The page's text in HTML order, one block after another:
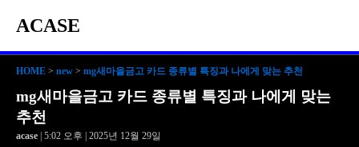
ACASE
HOME > new > mg새마을금고 카드 종류별 특징과 나에게 맞는 추천
mg새마을금고 카드 종류별 특징과 나에게 맞는
추천
acase | 5:02 오후 | 2025년 12월 29일